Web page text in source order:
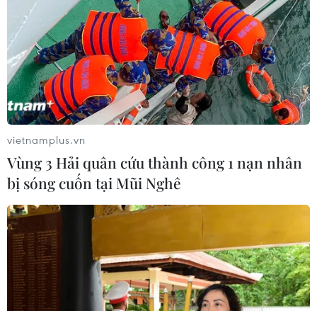
Các sản phẩm thổ cẩm chuộng người mua. (Ảnh: Thanh
Tâm/Vietnam+)
(Vietnam+)
vietnamplus.vn
Vùng 3 Hải quân cứu thành công 1 nạn nhân
bị sóng cuốn tại Mũi Nghê